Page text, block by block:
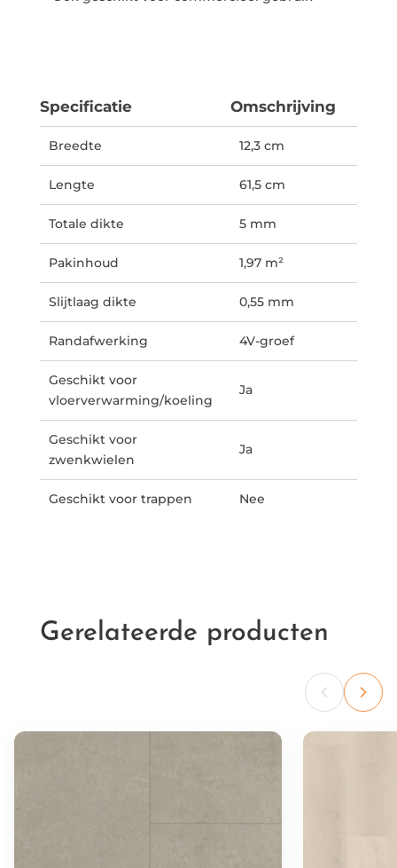
Specificatie Omschrijving
Breedte 12,3 cm
Lengte 61,5 cm
Totale dikte 5 mm
Pakinhoud 1,97 m²
Slijtlaag dikte 0,55 mm
Randafwerking 4V-groef
Geschikt voor
vloerverwarming/koeling
Ja
Geschikt voor
zwenkwielen
Ja
Geschikt voor trappen Nee
Gerelateerde producten